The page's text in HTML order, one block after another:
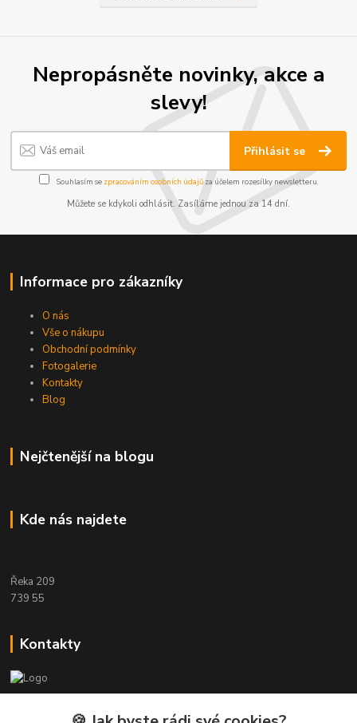
Nepropásněte novinky, akce a
slevy!
Přihlásit se
Souhlasím se zpracováním osobních údajůza účelem rozesílky newsletteru.
Můžete se kdykoli odhlásit. Zasíláme jednou za 14 dní.
Informace pro zákazníky
O nás
Vše o nákupu
Obchodní podmínky
Fotogalerie
Kontakty
Blog
Nejčtenější na blogu
Kde nás najdete
Řeka 209
739 55
Kontakty